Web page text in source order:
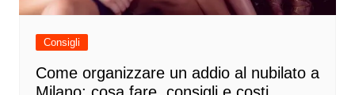
Consigli
Come organizzare un addio al nubilato a